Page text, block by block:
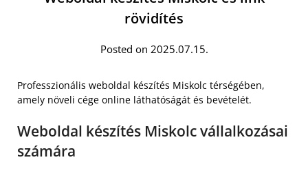
rövidítés
Posted on 2025.07.15.
Professzionális weboldal készítés Miskolc térségében,
amely növeli cége online láthatóságát és bevételét.
Weboldal készítés Miskolc vállalkozásai
számára